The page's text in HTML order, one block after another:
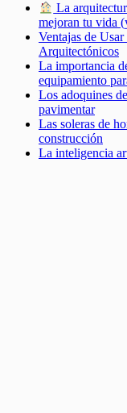
La
mejoran tu vida
Ventajas de
Arquitectónicos
La importancia
equipamiento
Los adoquines
pavimentar
Las soleras de
construcción
La inteligencia